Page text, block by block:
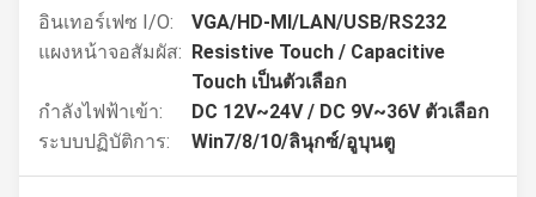
อินเทอร์เฟซ I/O:
VGA/HD-MI/LAN/USB/RS232
แผงหน้าจอสัมผัส: Resistive Touch / Capacitive
Touch เป็นตัวเลือก
กำลังไฟฟ้าเข้า:
DC 12V~24V / DC 9V~36V ตัวเลือก
ระบบปฏิบัติการ:
Win7/8/10/ลินุกซ์/อูบุนตู